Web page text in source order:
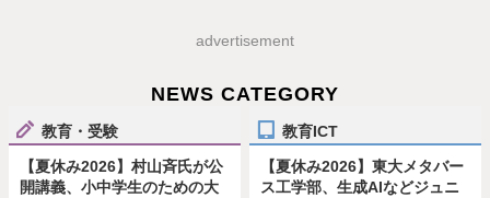
advertisement
NEWS CATEGORY
教育・受験
【夏休み2026】村山斉氏が公
開講義、小中学生のための大
教育ICT
【夏休み2026】東大メタバー
ス工学部、生成AIなどジュニ